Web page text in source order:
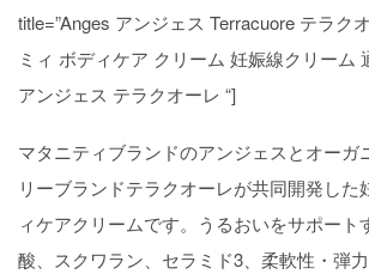
title=”Anges アンジェス Terracuore テラク
ミィ ボディケア クリーム 妊娠線クリーム
アンジェス テラクオーレ “]
マタニティブランドのアンジェスとオーガ
リーブランドテラクオーレが共同開発した
ィケアクリームです。うるおいをサポート
酸、スクワラン、セラミド3、柔軟性・弾